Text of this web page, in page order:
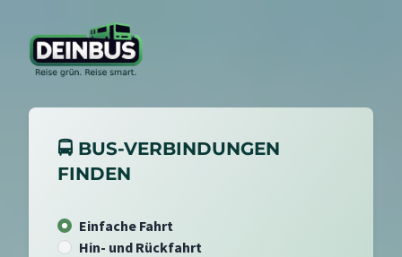
🚍 BUS-VERBINDUNGEN
FINDEN
Einfache Fahrt
Hin- und Rückfahrt